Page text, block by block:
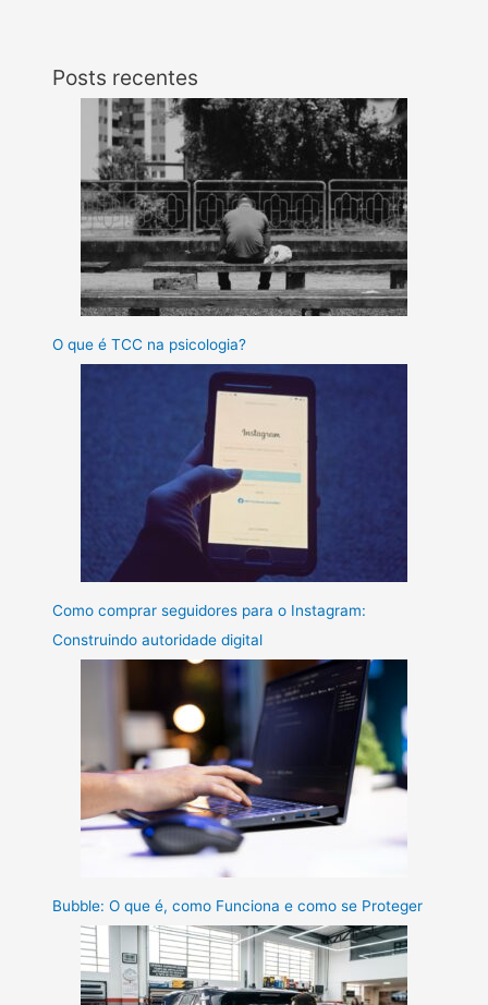
Posts recentes
O que é TCC na psicologia?
Como comprar seguidores para o Instagram:
Construindo autoridade digital
Bubble: O que é, como Funciona e como se Proteger